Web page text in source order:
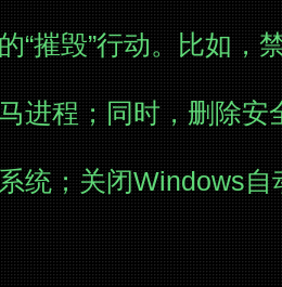
“摧毁”行动。比如，
进程；同时，删除安
统；关闭Windows